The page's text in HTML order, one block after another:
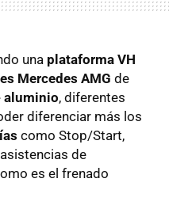
una plataforma VH
Mercedes AMG de
aluminio, diferentes
diferenciar más los
como Stop/Start,
de
es el frenado